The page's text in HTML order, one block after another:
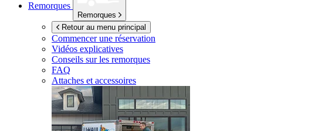
Remorques
Remorques
Retour au menu principal
Commencer une réservation
Vidéos explicatives
Conseils sur les remorques
FAQ
Attaches et accessoires